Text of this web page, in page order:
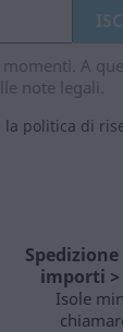
A
note legali.
politica di
importi >
Isole